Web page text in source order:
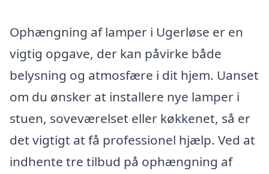
Ophængning af lamper i Ugerløse er en
vigtig opgave, der kan påvirke både
belysning og atmosfære i dit hjem. Uanset
om du ønsker at installere nye lamper i
stuen, soveværelset eller køkkenet, så er
det vigtigt at få professionel hjælp. Ved at
indhente tre tilbud på ophængning af